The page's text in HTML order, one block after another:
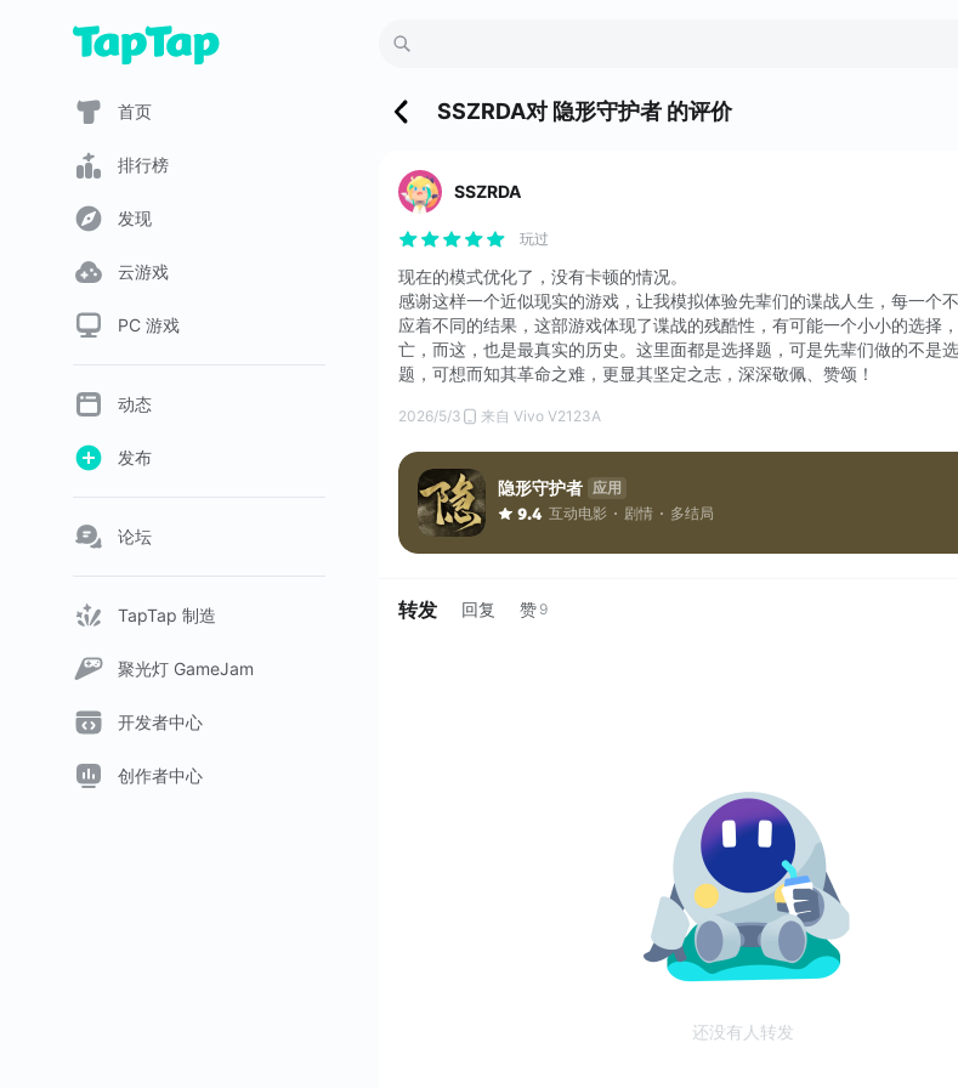
首页
排行榜
发现
云游戏
PC 游戏
动态
发布
论坛
TapTap 制造
聚光灯 GameJam
开发者中心
创作者中心
SSZRDA对 隐形守护者 的评价
SSZRDA
玩过
现在的模式优化了，没有卡顿的情况。
感谢这样一个近似现实的游戏，让我模拟体验先辈们的谍战人生，每一个
应着不同的结果，这部游戏体现了谍战的残酷性，有可能一个小小的选择
亡，而这，也是最真实的历史。这里面都是选择题，可是先辈们做的不是
题，可想而知其革命之难，更显其坚定之志，深深敬佩、赞颂！
2026/5/3 来自 Vivo V2123A
隐形守护者 应用
9.4 互动电影 剧情 多结局
转发 回复 赞 9
还没有人转发